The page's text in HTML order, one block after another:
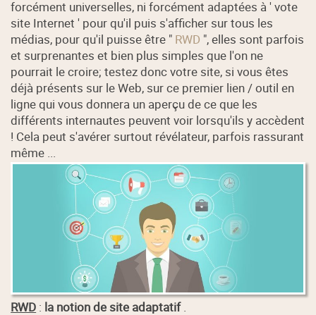
forcément universelles, ni forcément adaptées à ' vote
site Internet ' pour qu'il puis s'afficher sur tous les
médias, pour qu'il puisse être " RWD ", elles sont parfois
et surprenantes et bien plus simples que l'on ne
pourrait le croire; testez donc votre site, si vous êtes
déjà présents sur le Web, sur ce premier lien / outil en
ligne qui vous donnera un aperçu de ce que les
différents internautes peuvent voir lorsqu'ils y accèdent
! Cela peut s'avérer surtout révélateur, parfois rassurant
même ...
RWD : la notion de site adaptatif.